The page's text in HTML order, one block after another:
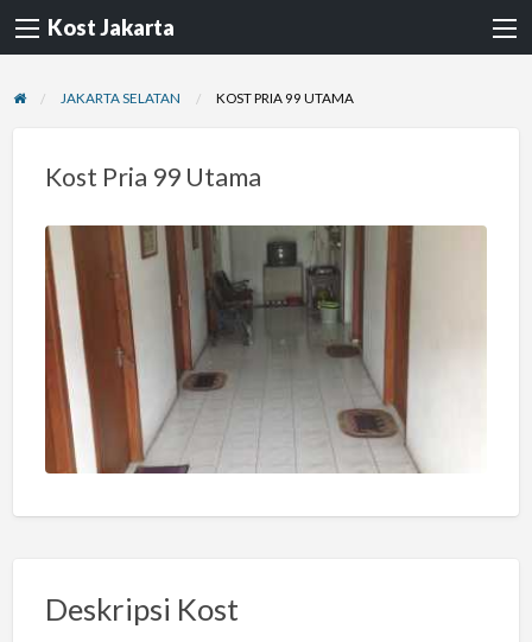
Kost Jakarta
JAKARTA SELATAN KOST PRIA 99 UTAMA
Kost Pria 99 Utama
Deskripsi Kost